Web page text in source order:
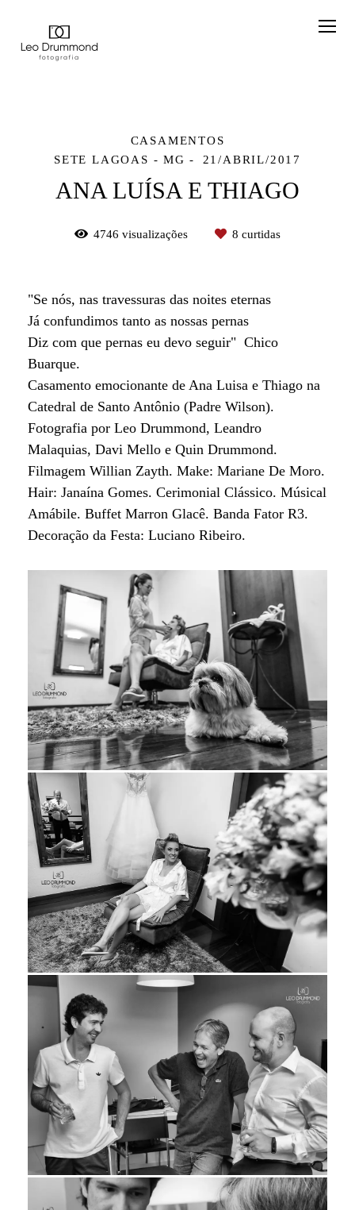
CASAMENTOS
SETE LAGOAS - MG
21/ABRIL/2017
ANA LUÍSA E THIAGO
4746 visualizações 8 curtidas
"Se nós, nas travessuras das noites eternas
Já confundimos tanto as nossas pernas
Diz com que pernas eu devo seguir" Chico
Buarque.
Casamento emocionante de Ana Luisa e Thiago na
Catedral de Santo Antônio (Padre Wilson).
Fotografia por Leo Drummond, Leandro
Malaquias, Davi Mello e Quin Drummond.
Filmagem Willian Zayth. Make: Mariane De Moro.
Hair: Janaína Gomes. Cerimonial Clássico. Músical
Amábile. Buffet Marron Glacê. Banda Fator R3.
Decoração da Festa: Luciano Ribeiro.